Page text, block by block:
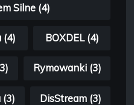
Silne (4)
(4) BOXDEL (4)
Rymowanki (3)
DisStream (3)